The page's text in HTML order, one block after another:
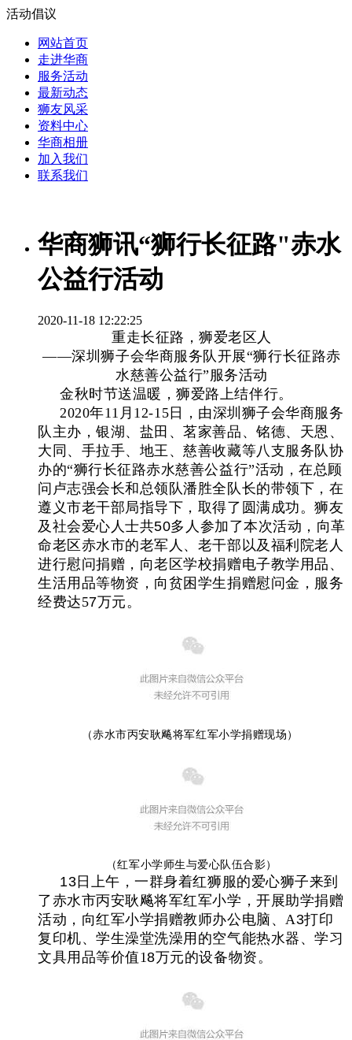
活动倡议
网站首页
走进华商
服务活动
最新动态
狮友风采
资料中心
华商相册
加入我们
联系我们
华商狮讯“狮行长征路"赤水
公益行活动
2020-11-18 12:22:25
重走长征路，狮爱老区人
——深圳狮子会华商服务队开展“狮行长征路赤
水慈善公益行”服务活动
金秋时节送温暖，狮爱路上结伴行。
2020年11 月 12-15 日，由深圳狮子会华商服务
队主办，银湖、盐田、茗家善品、铭德、天恩、
大同、手拉手、地王、慈善收藏等八支服务队协
办的“狮行长征路赤水慈善公益行”活动，在总顾
问卢志强会长和总领队潘胜全队长的带领下，在
遵义市老干部局指导下，取得了圆满成功。狮友
及社会爱心人士共50多人参加了本次活动，向革
命老区赤水市的老军人、老干部以及福利院老人
进行慰问捐赠，向老区学校捐赠电子教学用品、
生活用品等物资，向贫困学生捐赠慰问金，服务
经费达57万元。
（赤水市丙安耿飚将军红军小学捐赠现场）
（红军小学师生与爱心队伍合影）
13 日 上午，一群身着红狮服的爱心狮子来到
了赤水市丙安耿飚将军红军小学，开展助学捐赠
活动，向红军小学捐赠教师办公电脑、A3打印
复印机、学生澡堂洗澡用的空气能热水器、学习
文具用品等价值18万元的设备物资。